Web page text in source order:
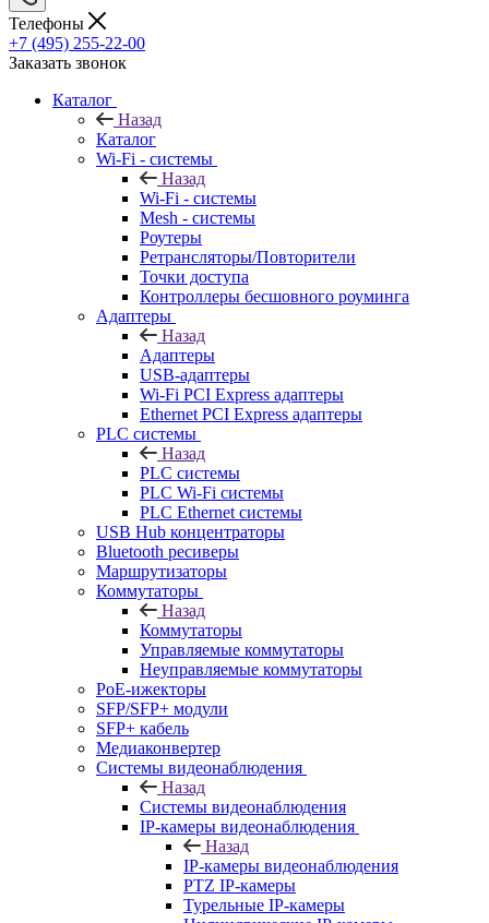
Телефоны
+7 (495) 255-22-00
Заказать звонок
Каталог
Назад
Каталог
Wi-Fi - системы
Назад
Wi-Fi - системы
Mesh - системы
Роутеры
Ретрансляторы/Повторители
Точки доступа
Контроллеры бесшовного роуминга
Адаптеры
Назад
Адаптеры
USB-адаптеры
Wi-Fi PCI Express адаптеры
Ethernet PCI Express адаптеры
PLC системы
Назад
PLC системы
PLC Wi-Fi системы
PLC Ethernet системы
USB Hub концентраторы
Bluetooth ресиверы
Маршрутизаторы
Коммутаторы
Назад
Коммутаторы
Управляемые коммутаторы
Неуправляемые коммутаторы
PoE-ижекторы
SFP/SFP+ модули
SFP+ кабель
Медиаконвертер
Системы видеонаблюдения
Назад
Системы видеонаблюдения
IP-камеры видеонаблюдения
Назад
IP-камеры видеонаблюдения
PTZ IP-камеры
Турельные IP-камеры